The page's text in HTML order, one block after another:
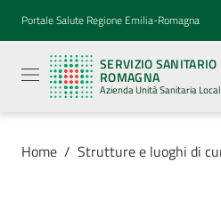
Vai al contenuto
Vai alla navigazione
Vai al footer
Portale Salute Regione Emilia-Romagna
SERVIZIO
ROMAGNA
Azienda Unità Sanitaria
Sanitario
Regionale
Emilia-
Romagna
Azienda
Sanitaria
Locale della
Home / Strutture e luoghi di